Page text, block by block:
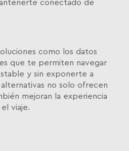
conectado de
como los datos
que te permiten navegar
y sin exponerte a
no solo ofrecen
mejoran la experiencia
viaje.